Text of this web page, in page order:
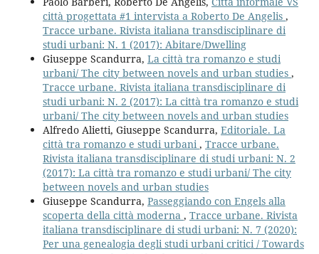
città progettata #1 intervista a Roberto De Angelis ,
Tracce urbane. Rivista italiana transdisciplinare di
studi urbani: N. 1 (2017): Abitare/Dwelling
Giuseppe Scandurra, La città tra romanzo e studi
urbani/ The city between novels and urban studies ,
Tracce urbane. Rivista italiana transdisciplinare di
studi urbani: N. 2 (2017): La città tra romanzo e studi
urbani/ The city between novels and urban studies
Alfredo Alietti, Giuseppe Scandurra, Editoriale. La
città tra romanzo e studi urbani, Tracce urbane.
Rivista italiana transdisciplinare di studi urbani: N. 2
(2017): La città tra romanzo e studi urbani/ The city
between novels and urban studies
Giuseppe Scandurra, Passeggiando con Engels alla
scoperta della città moderna , Tracce urbane. Rivista
italiana transdisciplinare di studi urbani: N. 7 (2020):
Per una genealogia degli studi urbani critici / Towards